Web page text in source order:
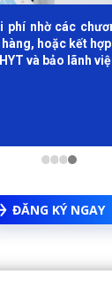
ĐĂNG KÝ NGAY
phí nhờ các
hoặc kết
và bảo lãnh